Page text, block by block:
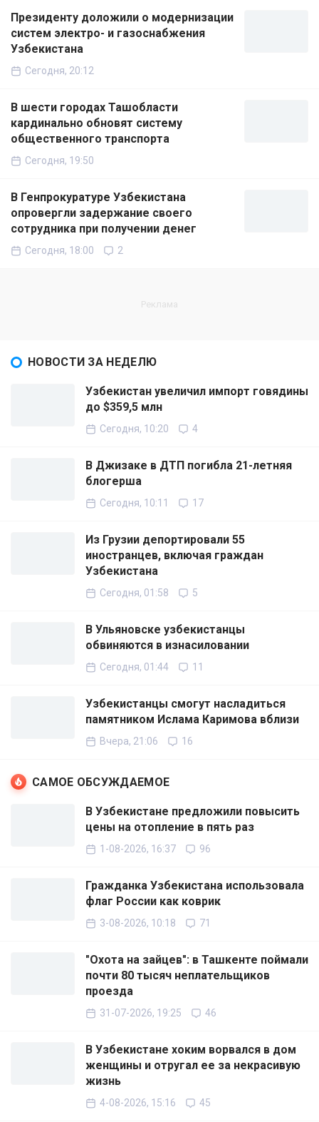
Президенту доложили о модернизации
систем электро- и газоснабжения
Узбекистана
Сегодня, 20:12
В шести городах Ташобласти
кардинально обновят систему
общественного транспорта
Сегодня, 19:50
В Генпрокуратуре Узбекистана
опровергли задержание своего
сотрудника при получении денег
Сегодня, 18:00 2
НОВОСТИ ЗА НЕДЕЛЮ
Узбекистан увеличил импорт говядины
до $359,5 млн
Сегодня, 10:20 4
В Джизаке в ДТП погибла 21-летняя
блогерша
Сегодня, 10:11 17
Из Грузии депортировали 55
иностранцев, включая граждан
Узбекистана
Сегодня, 01:58 5
В Ульяновске узбекистанцы
обвиняются в изнасиловании
Сегодня, 01:44 11
Узбекистанцы смогут насладиться
памятником Ислама Каримова вблизи
Вчера, 21:06 16
САМОЕ ОБСУЖДАЕМОЕ
В Узбекистане предложили повысить
цены на отопление в пять раз
1-08-2026, 16:37 96
Гражданка Узбекистана использовала
флаг России как коврик
3-08-2026, 10:18 71
"Охота на зайцев": в Ташкенте поймали
почти 80 тысяч неплательщиков
проезда
31-07-2026, 19:25 46
В Узбекистане хоким ворвался в дом
женщины и отругал ее за некрасивую
жизнь
4-08-2026, 15:16 45